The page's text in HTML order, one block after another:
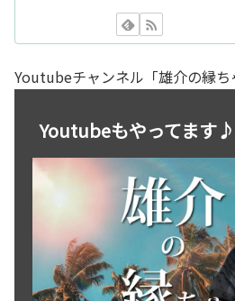
Youtubeチャンネル「雄介の縁ち
Youtubeもやってます♪